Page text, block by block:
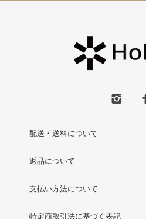
配送・送料について
返品について
支払い方法について
特定商取引法に基づく表記